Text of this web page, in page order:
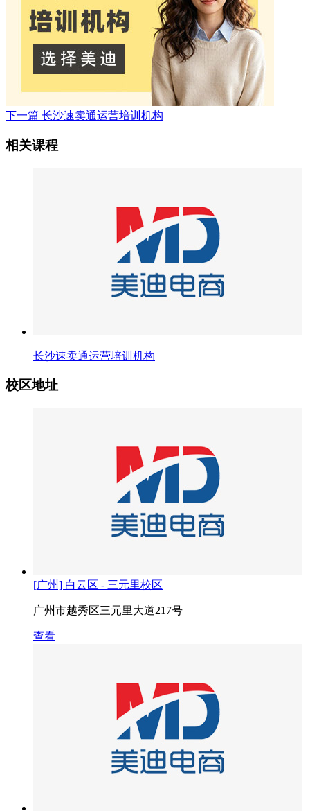
下一篇 长沙速卖通运营培训机构
相关课程
长沙速卖通运营培训机构
校区地址
[广州] 白云区 - 三元里校区
广州市越秀区三元里大道217号
查看